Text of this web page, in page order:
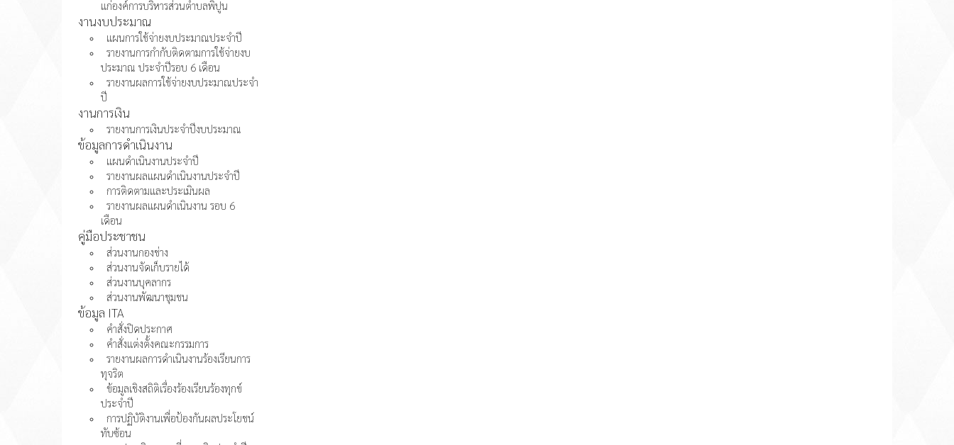
แก่องค์การบริหารส่วนตำบลพิปูน
งานงบประมาณ
แผนการใช้จ่ายงบประมาณประจำปี
รายงานการกำกับติดตามการใช้จ่ายงบ
ประมาณ ประจำปีรอบ 6 เดือน
รายงานผลการใช้จ่ายงบประมาณประจำ
ปี
งานการเงิน
รายงานการเงินประจำปีงบประมาณ
ข้อมูลการดำเนินงาน
แผนดำเนินงานประจำปี
รายงานผลแผนดำเนินงานประจำปี
การติดตามและประเมินผล
รายงานผลแผนดำเนินงาน รอบ 6
เดือน
คู่มือประชาชน
ส่วนงานกองช่าง
ส่วนงานจัดเก็บรายได้
ส่วนงานบุคลากร
ส่วนงานพัฒนาชุมชน
ข้อมูล ITA
คำสั่งปิดประกาศ
คำสั่งแต่งตั้งคณะกรรมการ
รายงานผลการดำเนินงานร้องเรียนการ
ทุจริต
ข้อมูลเชิงสถิติเรื่องร้องเรียนร้องทุกข์
ประจำปี
การปฏิบัติงานเพื่อป้องกันผลประโยชน์
ทับซ้อน